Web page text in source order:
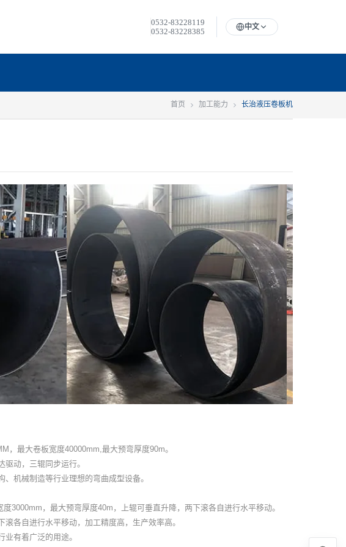
0532-83228119
0532-83228385
中文
首页 加工能力 长治液压卷板机
，最大卷板宽度40000mm,最大预弯厚度90m。
驱动，三辊同步运行。
机械制造等行业理想的弯曲成型设备。
3000mm，最大预弯厚度40m，上辊可垂直升降，两下滚各自进行水平移动。
各自进行水平移动，加工精度高，生产效率高。
有着广泛的用途。